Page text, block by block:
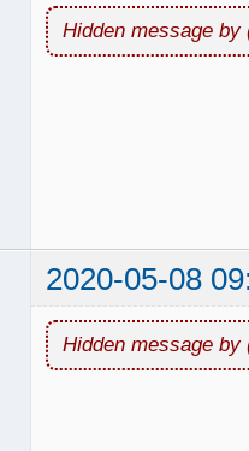
Hidden message by
2020-05-08
Hidden message by